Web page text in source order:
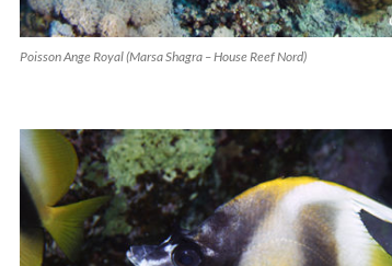
Poisson Ange Royal (Marsa Shagra – House Reef Nord)